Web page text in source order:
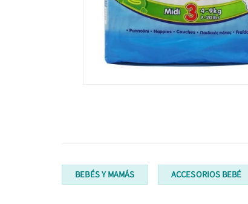
BEBÉS Y MAMÁS ACCESORIOS BEBÉ